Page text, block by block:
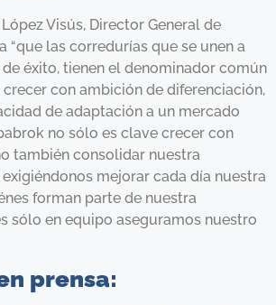
Visús, Director General de
“que las corredurías que se unen a
éxito, tienen el denominador común
con ambición de diferenciación,
de adaptación a un mercado
no sólo es clave crecer con
también consolidar nuestra
mejorar cada día nuestra
forman parte de nuestra
sólo en equipo aseguramos nuestro
prensa: